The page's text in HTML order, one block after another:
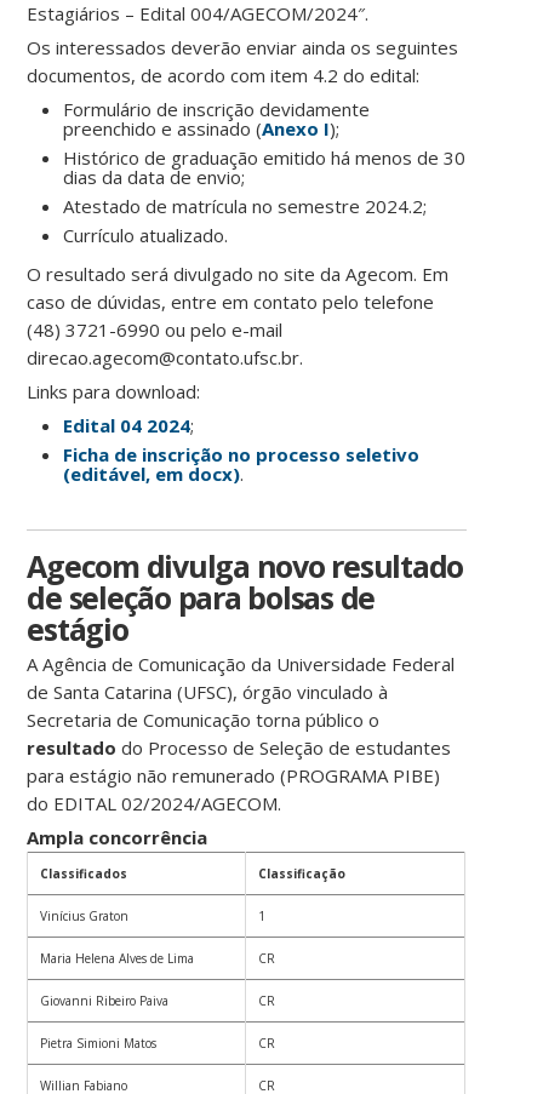
Estagiários – Edital 004/AGECOM/2024″.
Os interessados deverão enviar ainda os seguintes
documentos, de acordo com item 4.2 do edital:
Formulário de inscrição devidamente
preenchido e assinado (Anexo I);
Histórico de graduação emitido há menos de 30
dias da data de envio;
Atestado de matrícula no semestre 2024.2;
Currículo atualizado.
O resultado será divulgado no site da Agecom. Em
caso de dúvidas, entre em contato pelo telefone
(48) 3721-6990 ou pelo e-mail
direcao.agecom@contato.ufsc.br.
Links para download:
Edital 04 2024;
Ficha de inscrição no processo seletivo
(editável, em docx).
Agecom divulga novo resultado
de seleção para bolsas de
estágio
A Agência de Comunicação da Universidade Federal
de Santa Catarina (UFSC), órgão vinculado à
Secretaria de Comunicação torna público o
resultado do Processo de Seleção de estudantes
para estágio não remunerado (PROGRAMA PIBE)
do EDITAL 02/2024/AGECOM.
Ampla concorrência
Classificados Classificação
Vinícius Graton 1
Maria Helena Alves de Lima CR
Giovanni Ribeiro Paiva CR
Pietra Simioni Matos CR
Willian Fabiano CR